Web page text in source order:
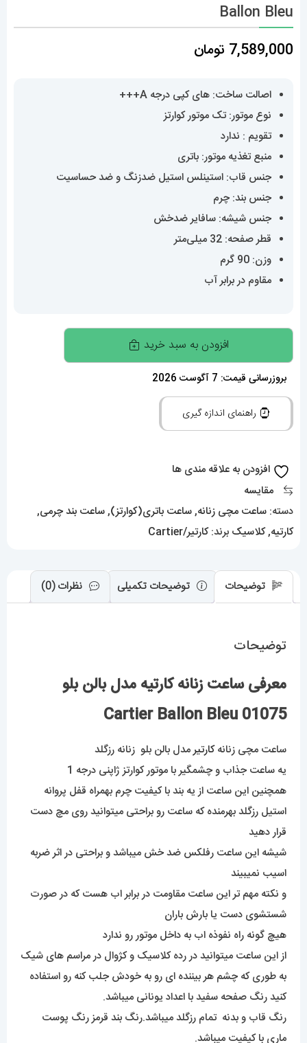
Ballon Bleu
7,589,000 تومان
اصالت ساخت: های کپی درجه A+++
نوع موتور: تک موتور کوارتز
تقویم : ندارد
منبع تغذیه موتور: باتری
جنس قاب: استینلس استیل ضدزنگ و ضد حساسیت
جنس بند: چرم
جنس شیشه: سافایر ضدخش
قطر صفحه: 32 میلی‌متر
وزن: 90 گرم
مقاوم در برابر آب
ساعت
زنانه
کارتیه
مدل
01075
Cartier
عدد
افزودن به سبد خرید
بروزرسانی قیمت: 7 آگوست 2026
راهنمای اندازه گیری
افزودن به علاقه مندی ها
مقایسه
دسته: ساعت مچی زنانه,ساعت باتری(کوارتز),ساعت بند چرمی,
کارتیه,کلاسیک برند:کارتیر/Cartier
توضیحات توضیحات تکمیلی نظرات (0)
توضیحات
معرفی ساعت زنانه کارتیه مدل بالن بلو
01075 Cartier Ballon Bleu
ساعت مچی زنانهکارتیرمدل بالن بلو زنانه رزگلد
یه ساعت جذاب و چشمگیر با موتور کوارتز ژاپنی درجه 1
همچنین این ساعت از یه بند با کیفیت چرم بهمراه قفل پروانه
استیل رزگلد بهرمنده که ساعت رو براحتی میتوانید روی مچ دست
قرار دهید
شیشه این ساعت رفلکس ضد خش میباشد و براحتی در اثر ضربه
اسیب نمیبیند
و نکته مهم تر این ساعت مقاومت در برابر اب هست که در صورت
شستشوی دست یا بارش باران
هیچ گونه راه نفوذه اب به داخل موتور رو ندارد
از این ساعت میتوانید در رده کلاسیک و کژوال در مراسم های شیک
به طوری که چشم هر بیننده ای رو به خودش جلب کنه رو استفاده
کنید رنگ صفحه سفید با اعداد یونانی میباشد.
رنگ قاب و بدنه تمام رزگلد میباشد.رنگ بند قرمز رنگ پوست
ماری با کیفیت میباشد.